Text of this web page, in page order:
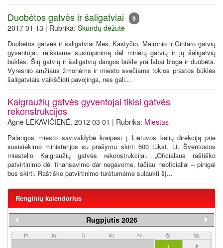
Duobėtos gatvės ir šaligatviai 9
2017 01 13 | Rubrika: Skundų dėžutė
Duobėtos gatvės ir šaligatviai Mes, Kastyčio, Maironio ir Gintaro gatvių
gyventojai, reiškiame susirūpinimą dėl minėtų gatvių ir jų šaligatvių
būklės. Šių gatvių ir šaligatvių dangos būkle yra labai bloga ir duobėta.
Vyresnio amžiaus žmonėms ir miesto svečiams tokios prastos būklės
šaligatviais vaikščioti pavojinga, nes gali...
Kalgraužių gatvės gyventojai tikisi gatvės
rekonstrukcijos
Agnė LEKAVIČIENĖ, 2012 03 01 | Rubrika: Miestas
Palangos miesto savivaldybė kreipėsi į Lietuvos kelių direkciją prie
susisiekimo ministerijos su prašymu skirti 600 tūkst. Lt. Šventosios
miestelio Kalgraužių gatvės rekonstrukcijai. „Oficialaus raštiško
patvirtinimo dėl finansavimo dar negavome, tačiau neoficialiai – pinigai
bus skirti. Raštiško patvirtinimo turėtumėme sulaukti šį...
Renginių kalendorius
Rugpjūtis 2026
Pi An Tr Kt Pn Št Sk